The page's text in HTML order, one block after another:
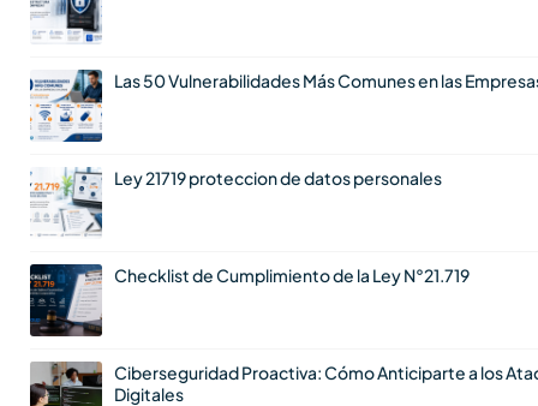
Las 50 Vulnerabilidades Más Comunes en las
Ley 21719 proteccion de datos personales
Checklist de Cumplimiento de la Ley N°21.719
Ciberseguridad Proactiva: Cómo Anticiparte a los
Digitales